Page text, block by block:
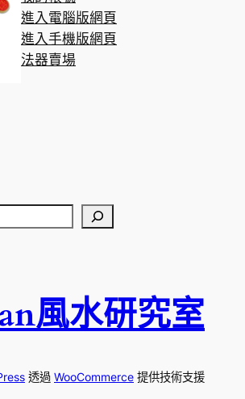
進入電腦版網頁
進入手機版網頁
法器賣場
風水研究室
透過 WooCommerce 提供技術支援